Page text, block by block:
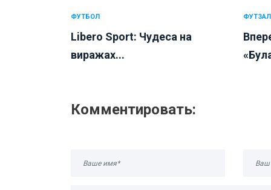
ФУТБОЛ
Libero Sport: Чудеса на
виражах...
ФУТЗАЛ
Комментировать: